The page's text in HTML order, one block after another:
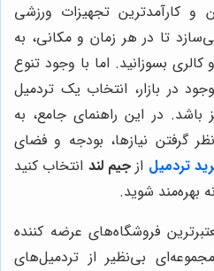
و کارآمدترین تجهیزات ورزشی
تا در هر زمان و مکانی، به
کالری بسوزانید. اما با وجود تنوع
در بازار، انتخاب یک تردمیل
باشد. در این راهنمای جامع، به
گرفتن نیازها، بودجه و فضای
تردمیل از جیم لند انتخاب کنید
بهره‌مند شوید.
فروشگاه‌های عرضه کننده
بی‌نظیر از تردمیل‌های